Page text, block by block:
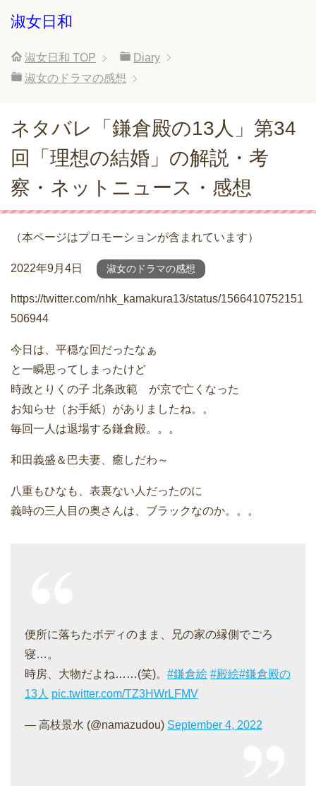
淑女日和
淑女日和 TOP
Diary
淑女のドラマの感想
ネタバレ「鎌倉殿の13人」第34
回「理想の結婚」の解説・考
察・ネットニュース・感想
（本ページはプロモーションが含まれています）
2022年9月4日 淑女のドラマの感想
https://twitter.com/nhk_kamakura13/status/1566410752151
506944
今日は、平穏な回だったなぁ
と一瞬思ってしまったけど
時政とりくの子 北条政範 が京で亡くなった
お知らせ（お手紙）がありましたね。。
毎回一人は退場する鎌倉殿。。。
和田義盛＆巴夫妻、癒しだわ～
八重もひなも、表裏ない人だったのに
義時の三人目の奥さんは、ブラックなのか。。。
便所に落ちたボディのまま、兄の家の縁側でごろ
寝…。
時房、大物だよね……(笑)。 #鎌倉絵 #殿絵#鎌倉殿の
13人 pic.twitter.com/TZ3HWrLFMV
— 高枝景水 (@namazudou) September 4, 2022